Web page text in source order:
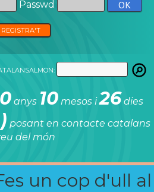
Passwd
REGISTRA'T
anys 10 mesos i26 dies
posant en contacte catalans
del món
un cop d'ull al